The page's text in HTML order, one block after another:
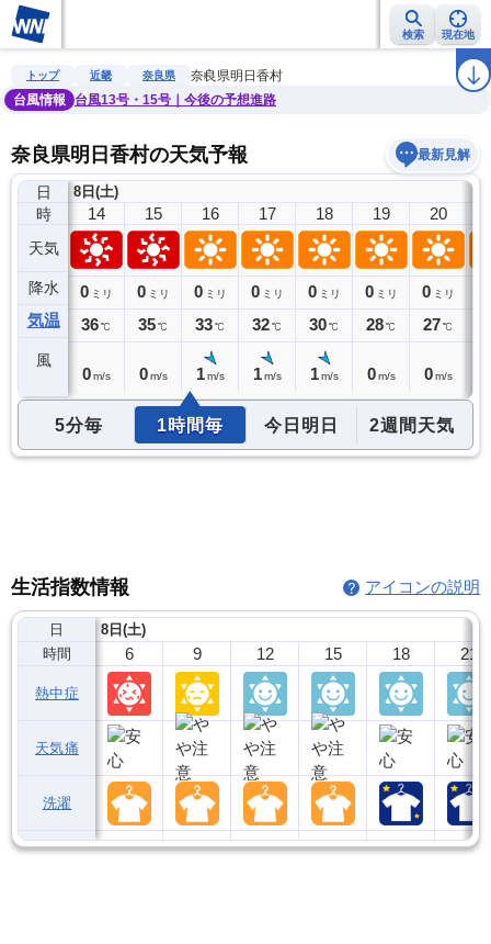
検索 現在地
雨雲レーダー 台風情報 地震情報 ラ
トップ 近畿 奈良県
奈良県明日香村
台風情報
台風13号・15号｜今後の予想進路
奈良県明日香村の天気予報 最新見解
日
時
天気
降水
気温
風
8日(土)
13
0ミリ
35℃
14
0 ミリ
36℃
0 m/s
15
0 ミリ
35℃
0 m/s
16
0 ミリ
33℃
1 m/s
17
0 ミリ
32℃
1 m/s
18
0 ミリ
30℃
1 m/s
19
0 ミリ
28℃
0 m/s
20
0 ミリ
27℃
0 m/s
5分毎 1時間毎 今日明日 2週間天気
生活指数情報 アイコンの説明
日
時間
熱中症
天気痛
洗濯
8日(土)
6 9 12 15 18 21